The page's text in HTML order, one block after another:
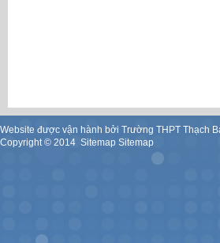
Website được vận hành bởi Trường THPT Thạch
Copyright © 2014 Sitemap Sitemap